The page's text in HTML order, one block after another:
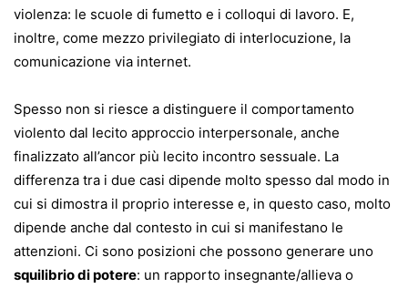
violenza: le scuole di fumetto e i colloqui di lavoro. E,
inoltre, come mezzo privilegiato di interlocuzione, la
comunicazione via internet.
Spesso non si riesce a distinguere il comportamento
violento dal lecito approccio interpersonale, anche
finalizzato all’ancor più lecito incontro sessuale. La
differenza tra i due casi dipende molto spesso dal modo in
cui si dimostra il proprio interesse e, in questo caso, molto
dipende anche dal contesto in cui si manifestano le
attenzioni. Ci sono posizioni che possono generare uno
squilibrio di potere: un rapporto insegnante/allieva o